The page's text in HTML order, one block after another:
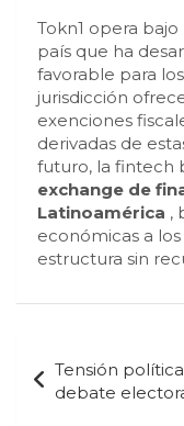
Tokn1 opera
país que ha
favorable para
jurisdicción
exenciones
derivadas de
futuro, la fintech
exchange de
Latinoamérica ,
económicas a
estructura sin
de
Tensión
debate